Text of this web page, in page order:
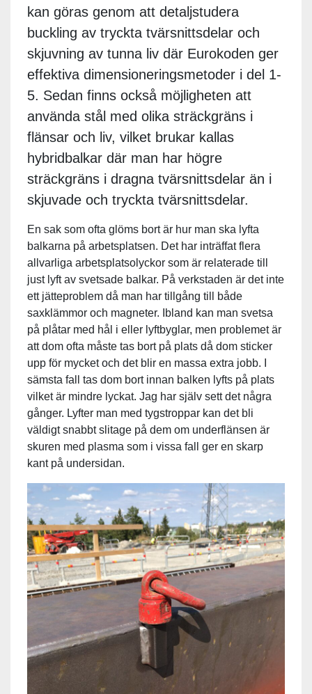
kan göras genom att detaljstudera
buckling av tryckta tvärsnittsdelar och
skjuvning av tunna liv där Eurokoden ger
effektiva dimensioneringsmetoder i del 1-
5. Sedan finns också möjligheten att
använda stål med olika sträckgräns i
flänsar och liv, vilket brukar kallas
hybridbalkar där man har högre
sträckgräns i dragna tvärsnittsdelar än i
skjuvade och tryckta tvärsnittsdelar.
En sak som ofta glöms bort är hur man ska lyfta
balkarna på arbetsplatsen. Det har inträffat flera
allvarliga arbetsplatsolyckor som är relaterade till
just lyft av svetsade balkar. På verkstaden är det inte
ett jätteproblem då man har tillgång till både
saxklämmor och magneter. Ibland kan man svetsa
på plåtar med hål i eller lyftbyglar, men problemet är
att dom ofta måste tas bort på plats då dom sticker
upp för mycket och det blir en massa extra jobb. I
sämsta fall tas dom bort innan balken lyfts på plats
vilket är mindre lyckat. Jag har själv sett det några
gånger. Lyfter man med tygstroppar kan det bli
väldigt snabbt slitage på dem om underflänsen är
skuren med plasma som i vissa fall ger en skarp
kant på undersidan.